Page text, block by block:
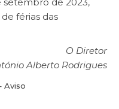
férias das
O Diretor
Alberto Rodrigues
Aviso